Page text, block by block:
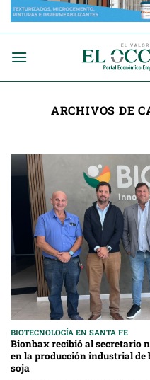
Saltar
ARCHIVOS DE
BIOTECNOLOGÍA EN SANTA FE
Bionbax recibió al secretario
en la producción industrial de
soja